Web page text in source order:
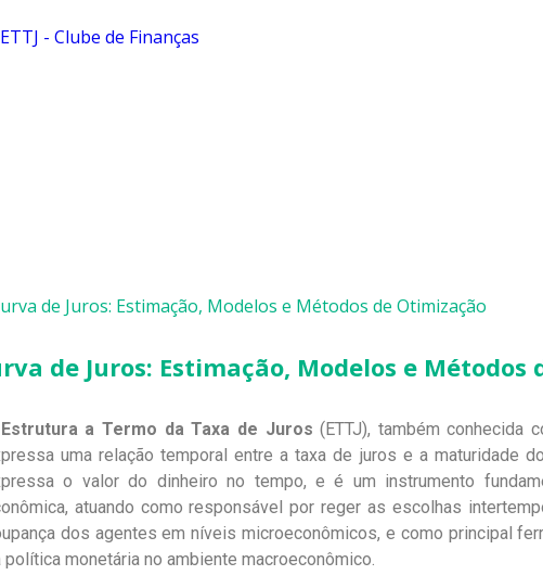
de Juros: Estimação, Modelos e Métodos
Estrutura a Termo da Taxa de Juros (ETTJ), também conhecida
uma relação temporal entre a taxa de juros e a maturidade
o valor do dinheiro no tempo, e é um instrumento
atuando como responsável por reger as escolhas
dos agentes em níveis microeconômicos, e como principal
política monetária no ambiente macroeconômico.